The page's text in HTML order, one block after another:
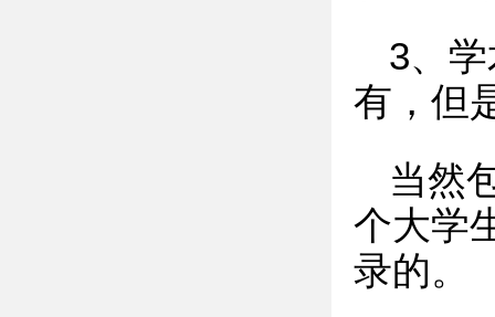
3、
有，但
当然
个大学
录的。